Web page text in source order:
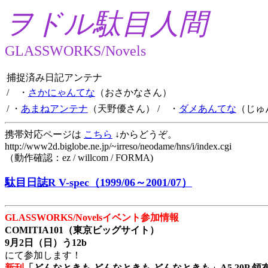
ヲドル駄目人間
GLASSWORKS/Novels
捕捉済み日記アンテナ
/ ・ さかにゃんてな （おさかなさん）
/ ・ あまねアンテナ （天野優さん） / ・ ダメあんてな （じ
携帯対応ページは こちら ↓からどうぞ。
http://www2d.biglobe.ne.jp/~irreso/neodame/hns/i/index.cgi
（動作確認：ez / willcom / FORMA)
駄目日誌R V-spec（1999/06～2001/07）
GLASSWORKS/Novelsイベント参加情報
COMITIA101（東京ビッグサイト）
9月2日（日）う12b
にて参加します！